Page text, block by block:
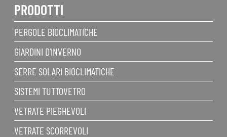
PRODOTTI
PERGOLE BIOCLIMATICHE
GIARDINI D’INVERNO
SERRE SOLARI BIOCLIMATICHE
SISTEMI TUTTOVETRO
VETRATE PIEGHEVOLI
VETRATE SCORREVOLI